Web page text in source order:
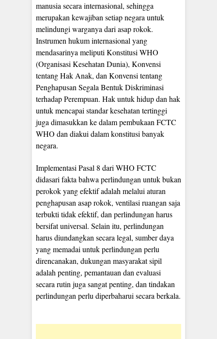
manusia secara internasional, sehingga
merupakan kewajiban setiap negara untuk
melindungi warganya dari asap rokok.
Instrumen hukum internasional yang
mendasarinya meliputi Konstitusi WHO
(Organisasi Kesehatan Dunia), Konvensi
tentang Hak Anak, dan Konvensi tentang
Penghapusan Segala Bentuk Diskriminasi
terhadap Perempuan. Hak untuk hidup dan hak
untuk mencapai standar kesehatan tertinggi
juga dimasukkan ke dalam pembukaan FCTC
WHO dan diakui dalam konstitusi banyak
negara.
Implementasi Pasal 8 dari WHO FCTC
didasari fakta bahwa perlindungan untuk bukan
perokok yang efektif adalah melalui aturan
penghapusan asap rokok, ventilasi ruangan saja
terbukti tidak efektif, dan perlindungan harus
bersifat universal. Selain itu, perlindungan
harus diundangkan secara legal, sumber daya
yang memadai untuk perlindungan perlu
direncanakan, dukungan masyarakat sipil
adalah penting, pemantauan dan evaluasi
secara rutin juga sangat penting, dan tindakan
perlindungan perlu diperbaharui secara berkala.